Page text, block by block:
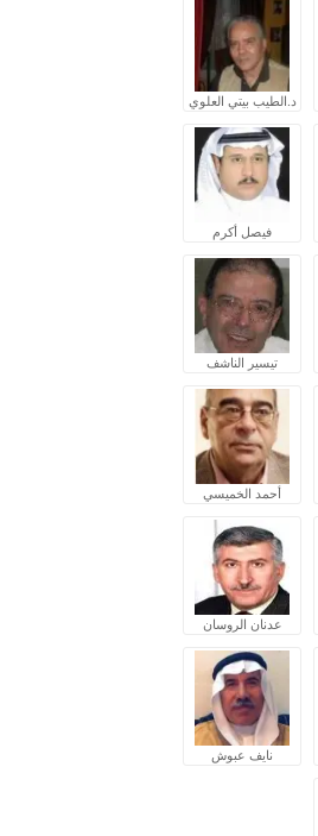
د.الطيب بيتي العلوي
فيصل أكرم
تيسير الناشف
أحمد الخميسي
عدنان الروسان
نايف عبوش